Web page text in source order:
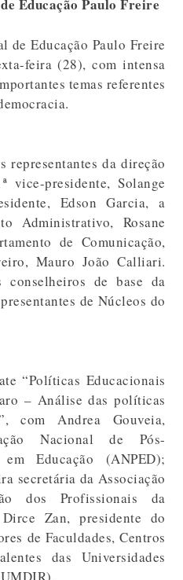
Educação Paulo Freire
de Educação Paulo Freire
feira (28), com intensa
temas referentes
representantes da direção
vice-presidente, Solange
Edson Garcia, a
Administrativo, Rosane
de Comunicação,
Mauro João Calliari.
conselheiros de base da
de Núcleos do
“Políticas Educacionais
– Análise das políticas
com Andrea Gouveia,
Nacional de Pós-
Educação (ANPED);
secretária da Associação
dos Profissionais da
Zan, presidente do
de Faculdades, Centros
das Universidades